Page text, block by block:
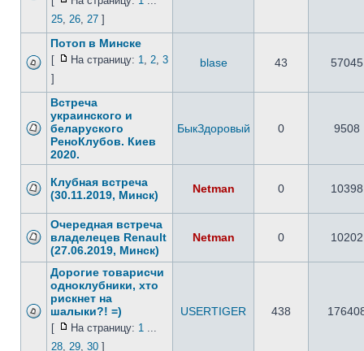
25, 26, 27 ]
Потоп в Минске
[ На страницу: 1, 2, 3
]
blase 43 57045
Встреча
украинского и
беларуского
РеноКлубов. Киев
2020.
БыкЗдоровый 0 9508
Клубная встреча
(30.11.2019, Минск)
Netman 0 10398
Очередная встреча
владелецев Renault
(27.06.2019, Минск)
Netman 0 10202
Дорогие товарисчи
одноклубники, хто
рискнет на
шалыки?! =)
[ На страницу: 1 ...
28, 29, 30 ]
USERTIGER 438